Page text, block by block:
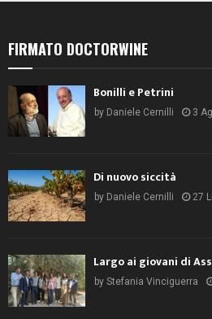
FIRMATO DOCTORWINE
Bonilli e Petrini
by Daniele Cernilli 3
Di nuovo siccità
by Daniele Cernilli 27
Largo ai giovani di
by Stefania Vinciguerra